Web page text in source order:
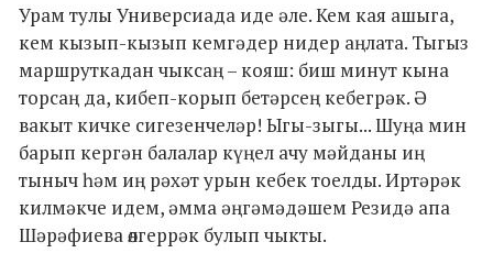
Урам тулы Универсиада иде әле. Кем кая ашыга,
кем кызып-кызып кемгәдер нидер аңлата. Тыгыз
маршруткадан чыксаң – кояш: биш минут кына
торсаң да, кибеп-корып бетәрсең кебегрәк. Ә
вакыт кичке сигезенчеләр! Ыгы-зыгы... Шуңа мин
барып кергән балалар күңел ачу мәйданы иң
тыныч һәм иң рәхәт урын кебек тоелды. Иртәрәк
килмәкче идем, әмма әңгәмәдәшем Резидә апа
Шәрәфиева өлгеррәк булып чыкты.